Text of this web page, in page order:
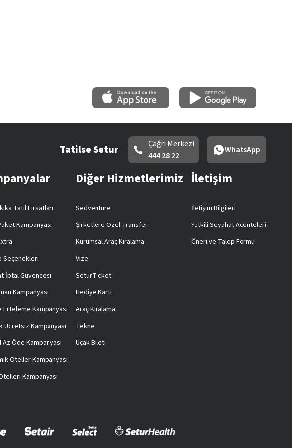
Tatilse Setur
Çağrı Merkezi
444 28 22
WhatsApp
Tatil Fırsatları
Kampanyası
Seçenekleri
İptal Güvencesi
Kampanyası
Erteleme Kampanyası
Ücretsiz Kampanyası
Az Öde Kampanyası
Oteller Kampanyası
Kampanyası
Diğer Hizmetlerimiz
Sedventure
Şirketlere Özel Transfer
Kurumsal Araç Kiralama
Vize
SeturTicket
Hediye Kartı
Araç Kiralama
Tekne
Uçak Bileti
İletişim
İletişim Bilgileri
Yetkili Seyahat Acenteleri
Öneri ve Talep Formu